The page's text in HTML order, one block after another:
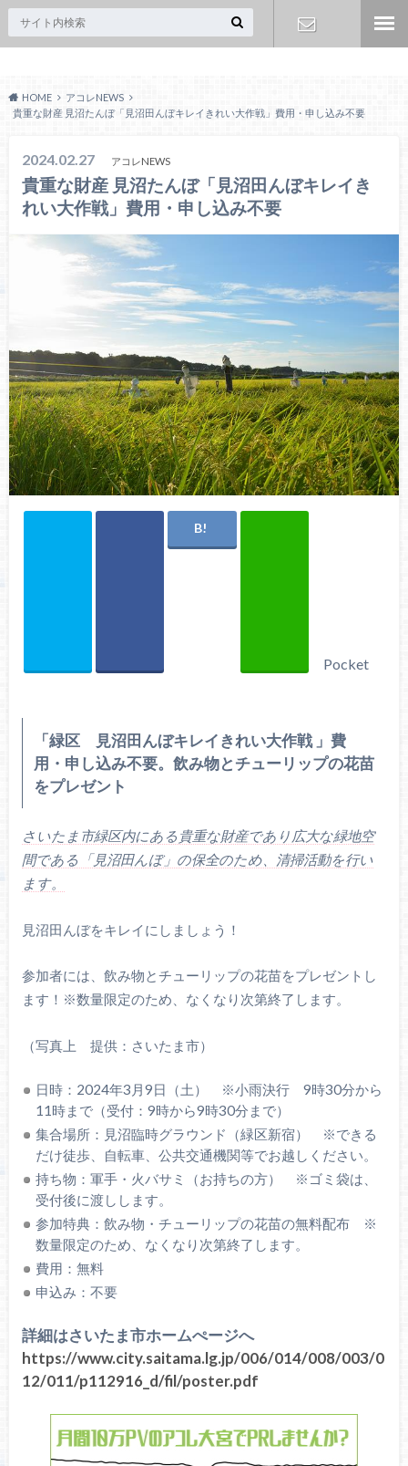
せ
HOME
アコレNEWS
貴重な財産 見沼たんぼ「見沼田んぼキレイきれい大作戦」費用・申し込み不要
2024.02.27 アコレNEWS
貴重な財産 見沼たんぼ「見沼田んぼキレイき
れい大作戦」費用・申し込み不要
Pocket
「緑区 見沼田んぼキレイきれい大作戦 」費
用・申し込み不要。飲み物とチューリップの花苗
をプレゼント
さいたま市緑区内にある貴重な財産であり広大な緑地空
間である「見沼田んぼ」の保全のため、清掃活動を行い
ます。
見沼田んぼをキレイにしましょう！
参加者には、飲み物とチューリップの花苗をプレゼントし
ます！※数量限定のため、なくなり次第終了します。
（写真上 提供：さいたま市）
日時：2024年3月9日（土） ※小雨決行 9時30分から
11時まで（受付：9時から9時30分まで）
集合場所：見沼臨時グラウンド（緑区新宿） ※できる
だけ徒歩、自転車、公共交通機関等でお越しください。
持ち物：軍手・火バサミ（お持ちの方） ※ゴミ袋は、
受付後に渡しします。
参加特典：飲み物・チューリップの花苗の無料配布 ※
数量限定のため、なくなり次第終了します。
費用：無料
申込み：不要
詳細はさいたま市ホームぺージへ
https://www.city.saitama.lg.jp/006/014/008/003/0
12/011/p112916_d/fil/poster.pdf